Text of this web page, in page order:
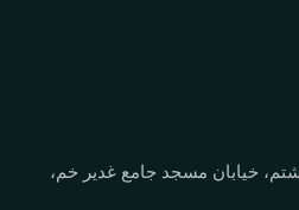
خیابان مسجد جامع غدیر خم،